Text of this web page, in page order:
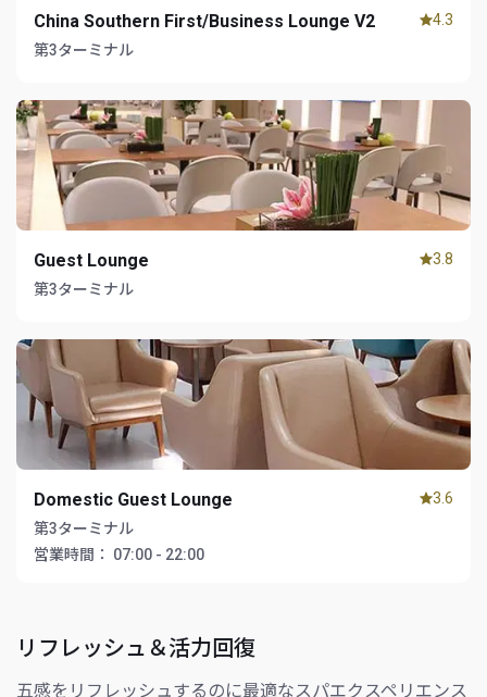
China Southern First/Business Lounge V2
第3ターミナル
4.3
Guest Lounge
第3ターミナル
3.8
Domestic Guest Lounge
第3ターミナル
営業時間：
07:00 - 22:00
3.6
リフレッシュ＆活力回復
五感をリフレッシュするのに最適なスパエクスペリエンス